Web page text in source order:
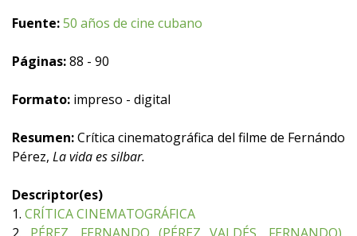
Fuente:50 años de cine cubano
Páginas:88 - 90
Formato: impreso - digital
Resumen:Crítica cinematográfica del filme de Fernándo
Pérez, La vida es silbar.
Descriptor(es)
1. CRÍTICA CINEMATOGRÁFICA